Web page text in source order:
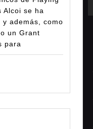
por
equipos
Alcoy
–
Junio
Alcoi se ha
además, como
un Grant
para